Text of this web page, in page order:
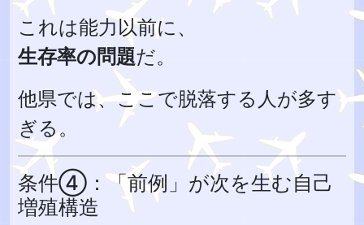
これは能力以前に、
生存率の問題だ。
他県では、ここで脱落する人が多す
ぎる。
条件④：「前例」が次を生む自己
増殖構造